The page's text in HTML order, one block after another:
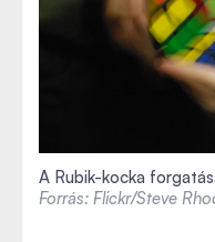
A Rubik-kocka
Forrás: Flickr/Steve